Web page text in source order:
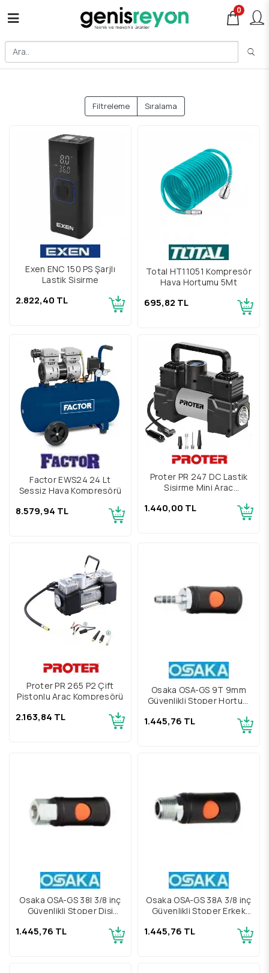
0
Filtreleme Sıralama
Exen ENC 150 PS Şarjlı
Lastik Şişirme
2.822,40 TL
Total HT11051 Kompresör
Hava Hortumu 5Mt
695,82 TL
Factor EWS24 24 Lt
Sessiz Hava Kompresörü
8.579,94 TL
Proter PR 247 DC Lastik
Şişirme Mini Araç
1.440,00 TL
Proter PR 265 P2 Çift
Pistonlu Araç Kompresörü
2.163,84 TL
Osaka OSA-GS 9T 9mm
Güvenlikli Stoper Hortum
1.445,76 TL
Osaka OSA-GS 38I 3/8 inç
Güvenlikli Stoper Dişi
1.445,76 TL
Osaka OSA-GS 38A 3/8 inç
Güvenlikli Stoper Erkek
1.445,76 TL